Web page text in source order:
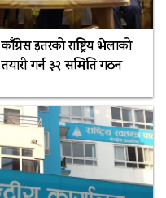
काँग्रेस इतरको राष्ट्रिय भेलाको
तयारी गर्न ३२ समिति गठन